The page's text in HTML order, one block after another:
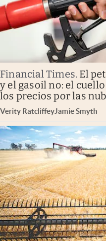
Financial Times. El
y el gasoil no: el
los precios por las
Verity RatcliffeyJamie Smyth